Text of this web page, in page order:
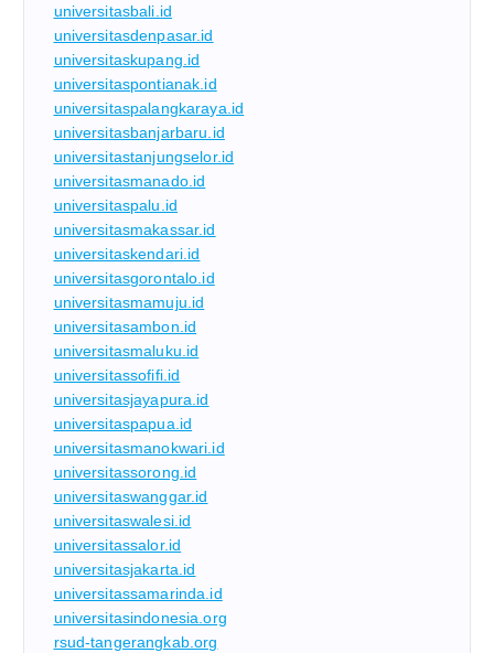
universitasbali.id
universitasdenpasar.id
universitaskupang.id
universitaspontianak.id
universitaspalangkaraya.id
universitasbanjarbaru.id
universitastanjungselor.id
universitasmanado.id
universitaspalu.id
universitasmakassar.id
universitaskendari.id
universitasgorontalo.id
universitasmamuju.id
universitasambon.id
universitasmaluku.id
universitassofifi.id
universitasjayapura.id
universitaspapua.id
universitasmanokwari.id
universitassorong.id
universitaswanggar.id
universitaswalesi.id
universitassalor.id
universitasjakarta.id
universitassamarinda.id
universitasindonesia.org
rsud-tangerangkab.org